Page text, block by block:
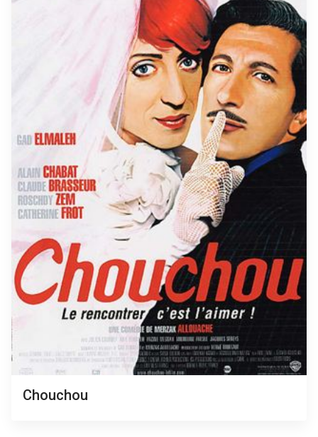
Chouchou